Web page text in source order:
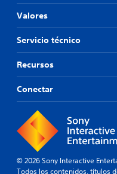
Valores
Servicio técnico
Recursos
Conectar
© 2026 Sony Interactive
Todos los contenidos, títulos